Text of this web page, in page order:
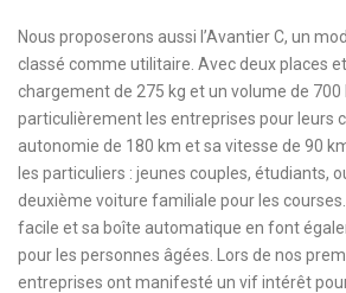
Nous proposerons aussi l’Avantier C, un
classé comme utilitaire. Avec deux places
chargement de 275 kg et un volume de 700
particulièrement les entreprises pour leurs
autonomie de 180 km et sa vitesse de 90
les particuliers : jeunes couples, étudiants,
deuxième voiture familiale pour les
facile et sa boîte automatique en font
pour les personnes âgées. Lors de nos
entreprises ont manifesté un vif intérêt